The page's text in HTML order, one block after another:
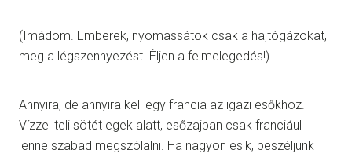
(Imádom. Emberek, nyomassátok csak a hajtógázokat,
meg a légszennyezést. Éljen a felmelegedés!)
Annyira, de annyira kell egy francia az igazi esőkhöz.
Vízzel teli sötét egek alatt, esőzajban csak franciául
lenne szabad megszólalni. Ha nagyon esik, beszéljünk